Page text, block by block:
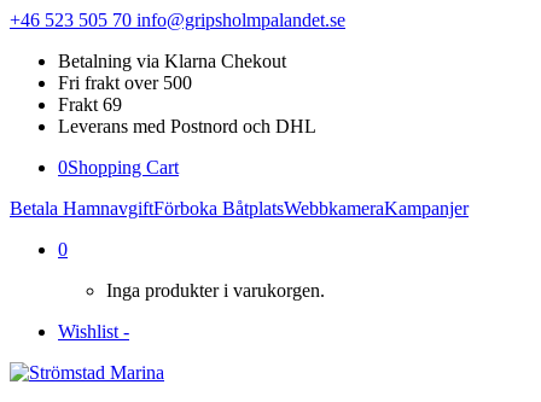
+46 523 505 70 info@gripsholmpalandet.se
Betalning via Klarna Chekout
Fri frakt over 500
Frakt 69
Leverans med Postnord och DHL
0Shopping Cart
Betala HamnavgiftFörboka BåtplatsWebbkameraKampanjer
0
Inga produkter i varukorgen.
Wishlist -